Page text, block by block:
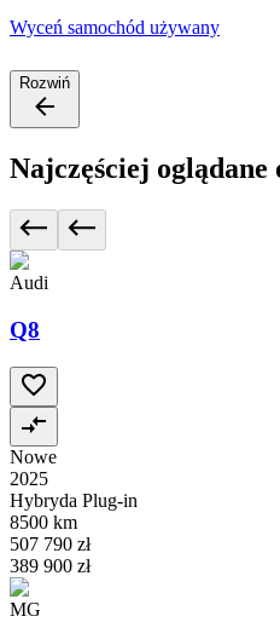
Wyceń samochód używany
Rozwiń
Najczęściej oglądane
Audi
Q8
Nowe
2025
Hybryda Plug-in
8500 km
507 790 zł
389 900 zł
MG